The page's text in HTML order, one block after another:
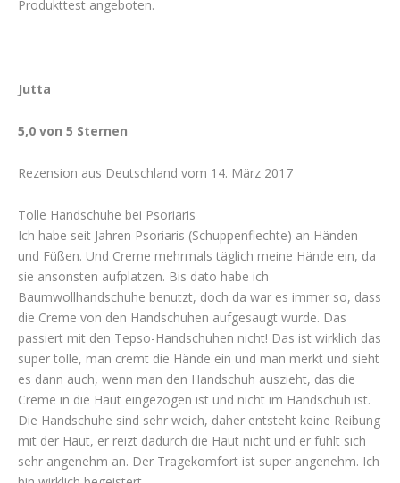
Produkttest angeboten.
Jutta
5,0 von 5 Sternen
Rezension aus Deutschland vom 14. März 2017
Tolle Handschuhe bei Psoriaris
Ich habe seit Jahren Psoriaris (Schuppenflechte) an Händen
und Füßen. Und Creme mehrmals täglich meine Hände ein, da
sie ansonsten aufplatzen. Bis dato habe ich
Baumwollhandschuhe benutzt, doch da war es immer so, dass
die Creme von den Handschuhen aufgesaugt wurde. Das
passiert mit den Tepso-Handschuhen nicht! Das ist wirklich das
super tolle, man cremt die Hände ein und man merkt und sieht
es dann auch, wenn man den Handschuh auszieht, das die
Creme in die Haut eingezogen ist und nicht im Handschuh ist.
Die Handschuhe sind sehr weich, daher entsteht keine Reibung
mit der Haut, er reizt dadurch die Haut nicht und er fühlt sich
sehr angenehm an. Der Tragekomfort ist super angenehm. Ich